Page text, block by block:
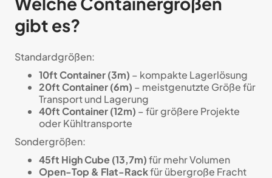
gibt es?
Standardgrößen:
10ft Container (3m) – kompakte Lagerlösung
20ft Container (6m) – meistgenutzte Größe für
Transport und Lagerung
40ft Container (12m) – für größere Projekte
oder Kühltransporte
Sondergrößen:
45ft High Cube (13,7m)für mehr Volumen
Open-Top & Flat-Rackfür übergroße Fracht